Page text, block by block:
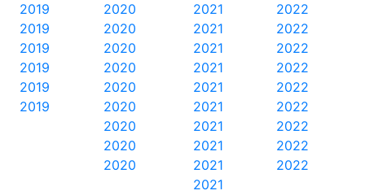
2022
2022
2022
2022
2022
2022
2022
2022
2022
2021
2021
2021
2021
2021
2021
2021
2021
2021
2021
2020
2020
2020
2020
2020
2020
2020
2020
2020
2019
2019
2019
2019
2019
2019